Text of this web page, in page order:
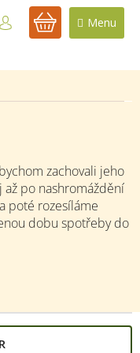
NÁKUPNÍ
zachovali jeho
až po nashromáždění
poté rozesíláme
dobu spotřeby do